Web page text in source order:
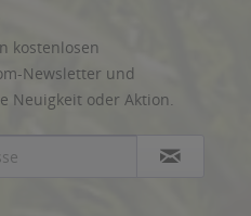
kostenlosen
Newsletter und
Neuigkeit oder Aktion.